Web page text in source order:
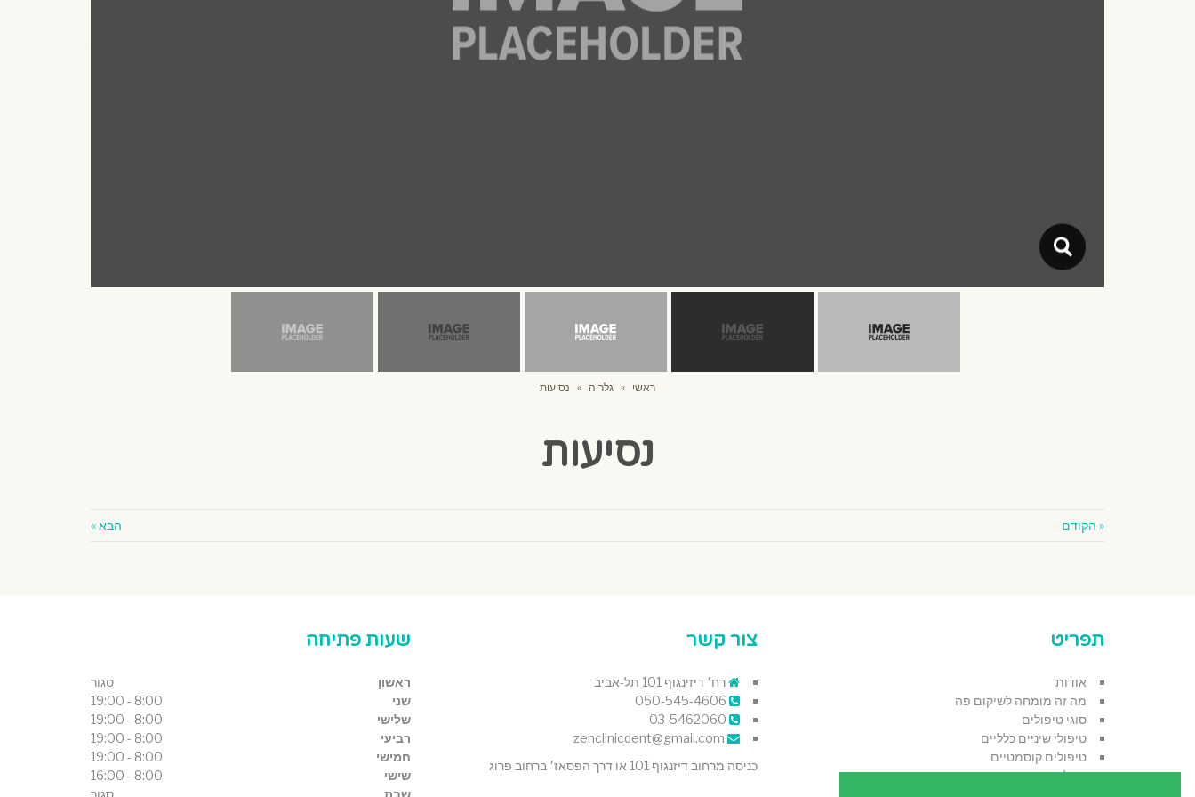
ראשי » גלריה » נסיעות
נסיעות
« הקודם הבא »
תפריט
אודות
מה זה מומחה לשיקום פה
סוגי טיפולים
טיפולי שיניים כלליים
טיפולים קוסמטיים
המלצות
צור קשר
רח׳ דיזינגוף 101 תל-אביב
050-545-4606
03-5462060
zenclinicdent@gmail.com
כניסה מרחוב דיזנגוף 101 או דרך הפסאז׳ ברחוב פרוג
שעות פתיחה
ראשון
סגור
שני
8:00 - 19:00
שלישי
8:00 - 19:00
רביעי
8:00 - 19:00
חמישי
8:00 - 19:00
שישי
8:00 - 16:00